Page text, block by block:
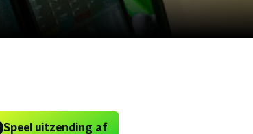
Speel uitzending af